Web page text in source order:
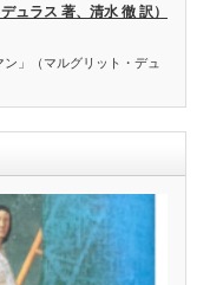
ュラス 著、清水 徹 訳）
」（マルグリット・デュ